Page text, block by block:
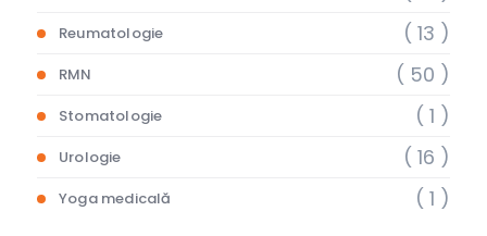
Reumatologie ( 13 )
RMN ( 50 )
Stomatologie ( 1 )
Urologie ( 16 )
Yoga medicală ( 1 )